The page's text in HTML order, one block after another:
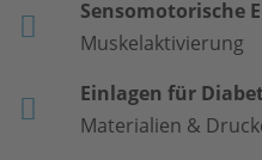
Sensomotorische
Muskelaktivierung
Einlagen für
Materialien &